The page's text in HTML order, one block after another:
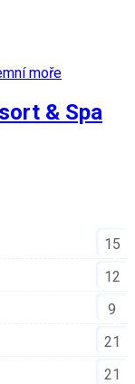
moře
& Spa
15
12
9
21
21